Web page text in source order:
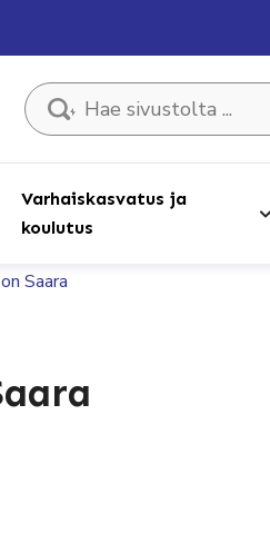
Hae sivustolta ...
Varhaiskasvatus ja
koulutus
Saara